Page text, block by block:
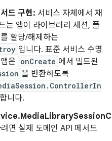
드 구현: 서비스 자체에서 재
는 앱이 라이브러리 세션, 플
할당/해제하는
입니다. 표준 서비스 수명
은 onCreate 에서 빌드된
을 반환하도록
니다.
면 실제 도메인 API 메서드